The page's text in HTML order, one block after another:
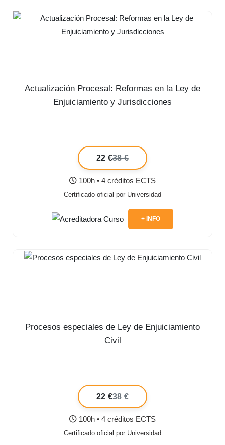
Actualización Procesal: Reformas en la Ley de
Enjuiciamiento y Jurisdicciones
22 €38 €
100h • 4 créditos ECTS
Certificado oficial por Universidad
+ INFO
Procesos especiales de Ley de Enjuiciamiento
Civil
22 €38 €
100h • 4 créditos ECTS
Certificado oficial por Universidad